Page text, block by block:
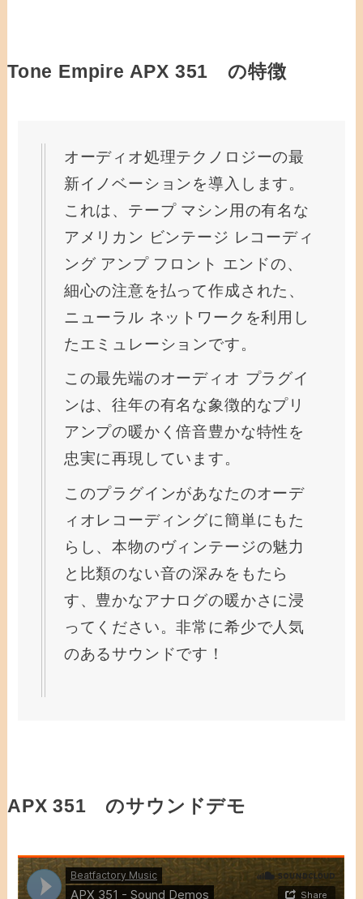
Tone Empire APX 351 の特徴
オーディオ処理テクノロジーの最
新イノベーションを導入します。
これは、テープ マシン用の有名な
アメリカン ビンテージ レコーディ
ング アンプ フロント エンドの、
細心の注意を払って作成された、
ニューラル ネットワークを利用し
たエミュレーションです。
この最先端のオーディオ プラグイ
ンは、往年の有名な象徴的なプリ
アンプの暖かく倍音豊かな特性を
忠実に再現しています。
このプラグインがあなたのオーデ
ィオレコーディングに簡単にもた
らし、本物のヴィンテージの魅力
と比類のない音の深みをもたら
す、豊かなアナログの暖かさに浸
ってください。非常に希少で人気
のあるサウンドです！
APX 351 のサウンドデモ